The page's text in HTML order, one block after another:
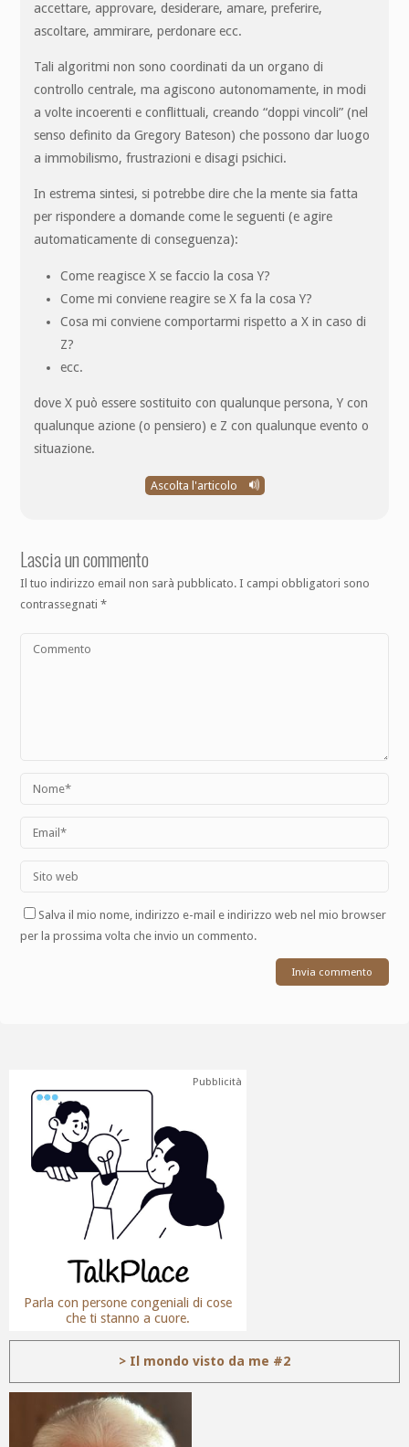
accettare, approvare, desiderare, amare, preferire,
ascoltare, ammirare, perdonare ecc.
Tali algoritmi non sono coordinati da un organo di
controllo centrale, ma agiscono autonomamente, in modi
a volte incoerenti e conflittuali, creando “doppi vincoli” (nel
senso definito da Gregory Bateson) che possono dar luogo
a immobilismo, frustrazioni e disagi psichici.
In estrema sintesi, si potrebbe dire che la mente sia fatta
per rispondere a domande come le seguenti (e agire
automaticamente di conseguenza):
Come reagisce X se faccio la cosa Y?
Come mi conviene reagire se X fa la cosa Y?
Cosa mi conviene comportarmi rispetto a X in caso di
Z?
ecc.
dove X può essere sostituito con qualunque persona, Y con
qualunque azione (o pensiero) e Z con qualunque evento o
situazione.
Ascolta l'articolo
Lascia un commento
Il tuo indirizzo email non sarà pubblicato. I campi obbligatori sono
contrassegnati*
Salva il mio nome, indirizzo e-mail e indirizzo web nel mio browser
per la prossima volta che invio un commento.
Pubblicità
Parla con persone congeniali di cose
che ti stanno a cuore.
> Il mondo visto da me #2